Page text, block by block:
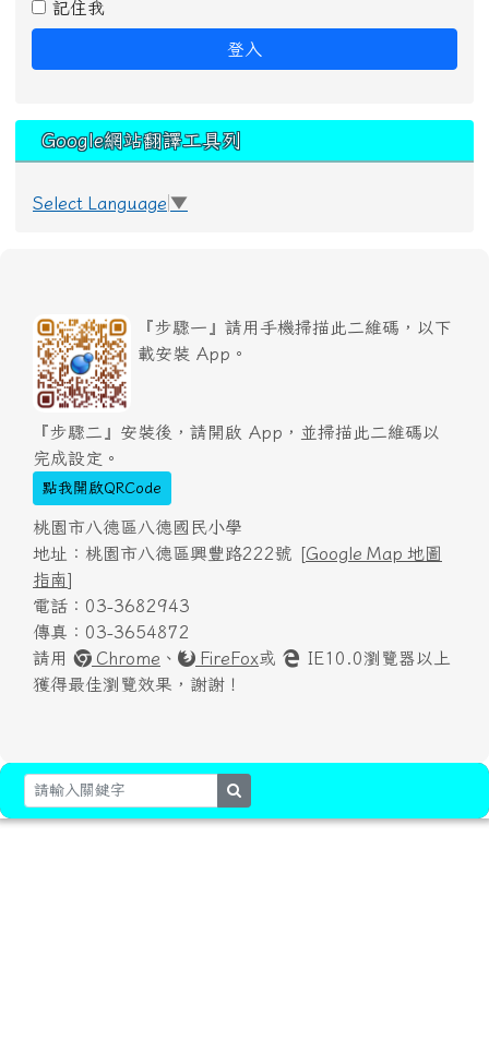
記住我
登入
Google網站翻譯工具列
Select Language ▼
『步驟一』請用手機掃描此二維碼，以下
載安裝 App。
『步驟二』安裝後，請開啟 App，並掃描此二維碼以
完成設定。
點我開啟QRCode
桃園市八德區八德國民小學
地址：桃園市八德區興豐路222號 [Google Map 地圖
指南]
電話：03-3682943
傳真：03-3654872
請用
Chrome 、 FireFox或
IE10.0瀏覽器以上
獲得最佳瀏覽效果，謝謝！